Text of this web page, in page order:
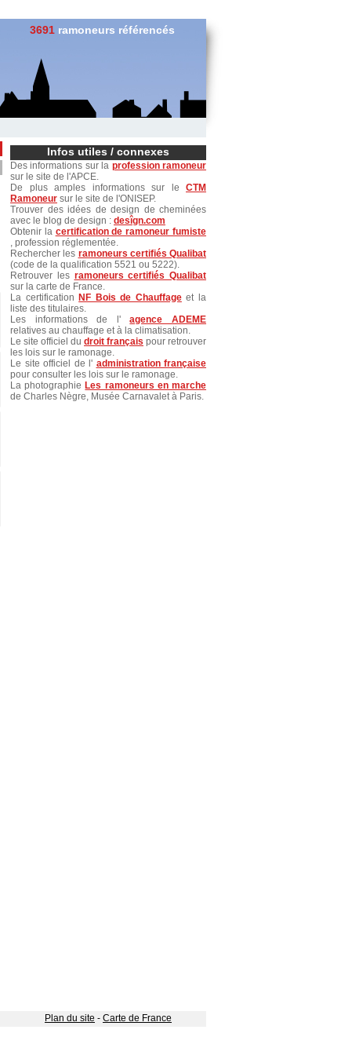
3691 ramoneurs référencés
Infos utiles / connexes
Des informations sur la profession ramoneur
sur le site de l'APCE.
De plus amples informations sur le CTM
Ramoneur sur le site de l'ONISEP.
Trouver des idées de design de cheminées
avec le blog de design : desîgn.com
Obtenir la certification de ramoneur fumiste
, profession réglementée.
Rechercher les ramoneurs certifiés Qualibat
(code de la qualification 5521 ou 5222).
Retrouver les ramoneurs certifiés Qualibat
sur la carte de France.
La certification NF Bois de Chauffageet la
liste des titulaires.
Les informations de l'agence ADEME
relatives au chauffage et à la climatisation.
Le site officiel du droit français pour retrouver
les lois sur le ramonage.
Le site officiel de l' administration française
pour consulter les lois sur le ramonage.
La photographie Les ramoneurs en marche
de Charles Nègre, Musée Carnavalet à Paris.
Plan du site - Carte de France